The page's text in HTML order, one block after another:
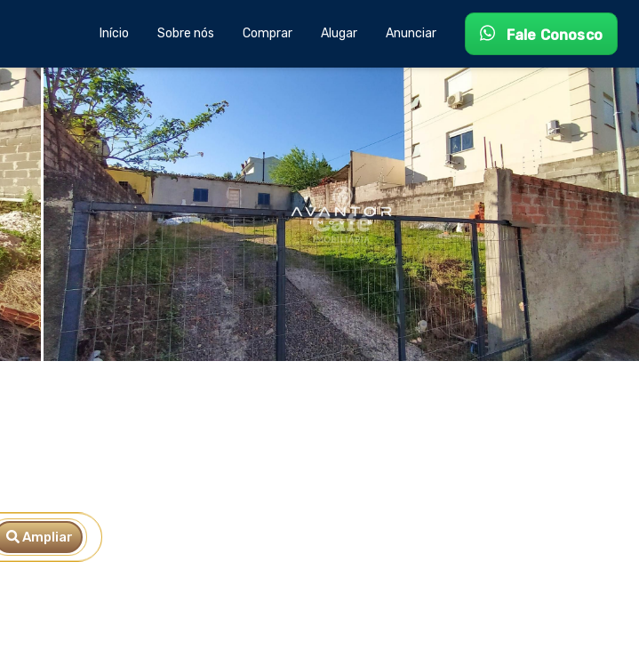
Início Sobre nós Comprar Alugar Anunciar Fale Conosco
Ampliar